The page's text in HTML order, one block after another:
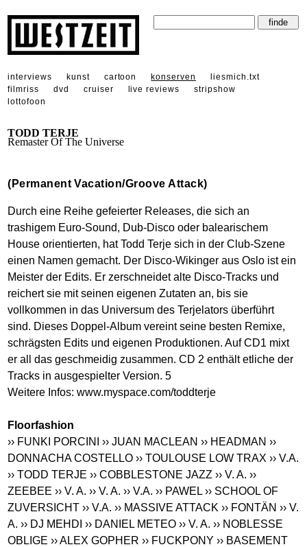
interviews kunst cartoon konserven
liesmich.txt
filmriss
dvd cruiser live reviews
stripshow
lottofoon
TODD TERJE
Remaster Of The Universe
(Permanent Vacation/Groove Attack)
Durch eine Reihe gefeierter Releases, die sich an
trashigem Euro-Sound, Dub-Disco oder balearischem
House orientierten, hat Todd Terje sich in der Club-Szene
einen Namen gemacht. Der Disco-Wikinger aus Oslo ist ein
Meister der Edits. Er zerschneidet alte Disco-Tracks und
reichert sie mit seinen eigenen Zutaten an, bis sie
vollkommen in das Universum des Terjelators überführt
sind. Dieses Doppel-Album vereint seine besten Remixe,
schrägsten Edits und eigenen Produktionen. Auf CD1 mixt
er all das geschmeidig zusammen. CD 2 enthält etliche der
Tracks in ausgespielter Version. 5
Weitere Infos:www.myspace.com/toddterje
Floorfashion
›› FUNKI PORCINI
›› JUAN MACLEAN ›› HEADMAN ››
DONNACHA COSTELLO ›› TOULOUSE LOW TRAX ›› V.A.
›› TODD TERJE ›› COBBLESTONE JAZZ ›› V. A. ››
ZEEBEE ›› V. A. ›› V. A. ›› V.A. ›› PAWEL ›› SCHOOL OF
ZUVERSICHT ›› V.A. ›› MASSIVE ATTACK ›› FONTÄN ›› V.
A. ›› DJ MEHDI ›› DANIEL METEO ›› V. A. ›› NOBLESSE
OBLIGE ›› ALEX GOPHER ›› FUCKPONY ›› BASEMENT